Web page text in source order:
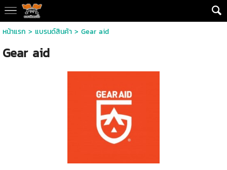
หน้าแรก > แบรนด์สินค้า > Gear aid
Gear aid